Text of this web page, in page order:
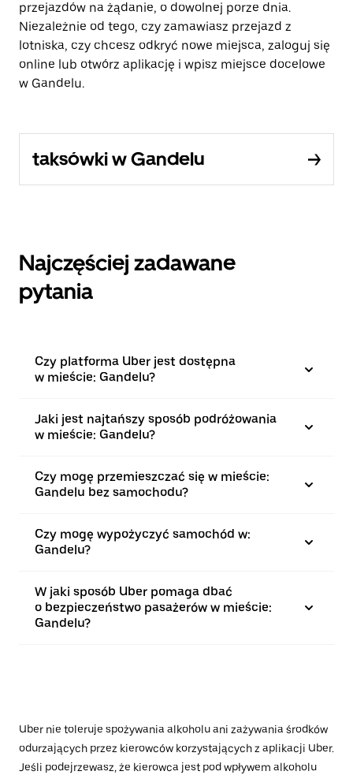
przejazdów na żądanie, o dowolnej porze dnia.
Niezależnie od tego, czy zamawiasz przejazd z
lotniska, czy chcesz odkryć nowe miejsca, zaloguj się
online lub otwórz aplikację i wpisz miejsce docelowe
w Gandelu.
taksówki w Gandelu
Najczęściej zadawane
pytania
Czy platforma Uber jest dostępna
w mieście: Gandelu?
Jaki jest najtańszy sposób podróżowania
w mieście: Gandelu?
Czy mogę przemieszczać się w mieście:
Gandelu bez samochodu?
Czy mogę wypożyczyć samochód w:
Gandelu?
W jaki sposób Uber pomaga dbać
o bezpieczeństwo pasażerów w mieście:
Gandelu?
Uber nie toleruje spożywania alkoholu ani zażywania środków
odurzających przez kierowców korzystających z aplikacji Uber.
Jeśli podejrzewasz, że kierowca jest pod wpływem alkoholu